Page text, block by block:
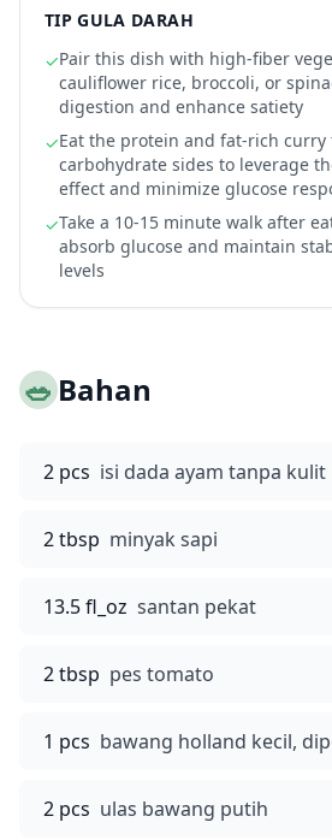
TIP GULA DARAH
✓Pair this dish with high-fiber
cauliflower rice, broccoli, or
digestion and enhance satiety
✓Eat the protein and fat-rich
carbohydrate sides to leverage
effect and minimize glucose
✓Take a 10-15 minute walk after
absorb glucose and maintain
levels
🥗Bahan
2 pcs isi dada ayam tanpa kulit
2 tbsp minyak sapi
13.5 fl_oz santan pekat
2 tbsp pes tomato
1 pcs bawang holland kecil,
2 pcs ulas bawang putih